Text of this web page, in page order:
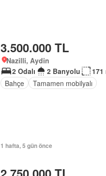
3.500.000 TL
Nazilli, Aydin
2 Odalı
2 Banyolu
171
Bahçe
Tamamen mobilyalı
1 hafta, 5 gün önce